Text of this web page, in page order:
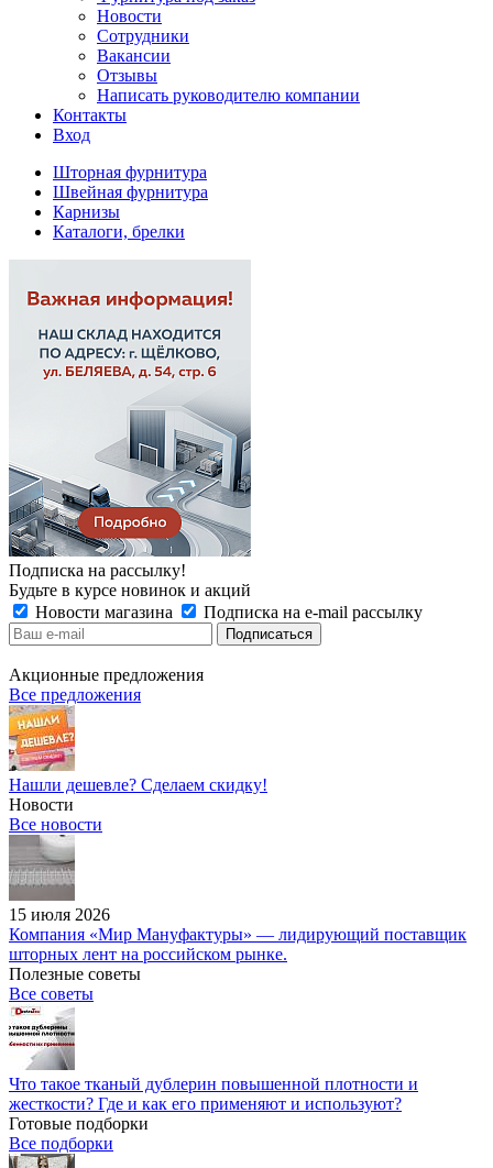
Новости
Сотрудники
Вакансии
Отзывы
Написать руководителю компании
Контакты
Вход
Шторная фурнитура
Швейная фурнитура
Карнизы
Каталоги, брелки
Подписка на рассылку!
Будьте в курсе новинок и акций
Новости магазина
Подписка на e-mail рассылку
Акционные предложения
Все предложения
Нашли дешевле? Сделаем скидку!
Новости
Все новости
15 июля 2026
Компания «Мир Мануфактуры» — лидирующий поставщик
шторных лент на российском рынке.
Полезные советы
Все советы
Что такое тканый дублерин повышенной плотности и
жесткости? Где и как его применяют и используют?
Готовые подборки
Все подборки